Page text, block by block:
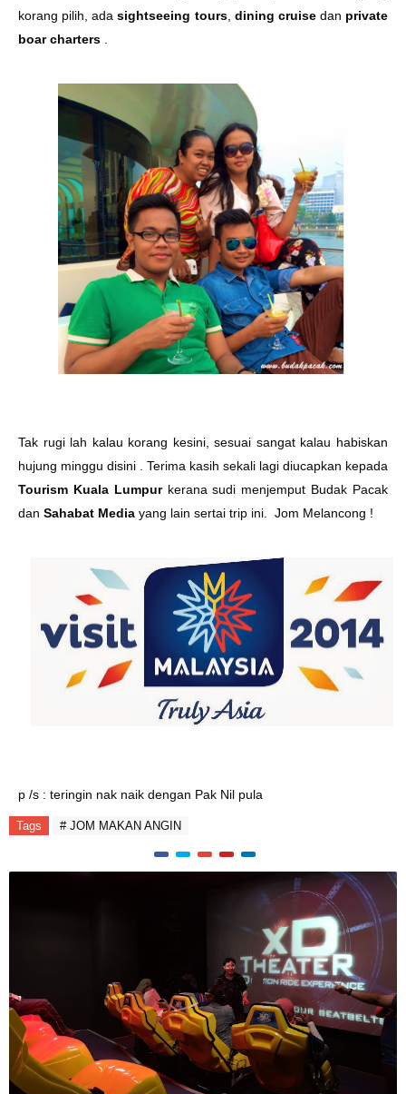
korang pilih, adasightseeing tours, dining cruisedan private
boar charters
Tak rugi lah kalau korang kesini, sesuai sangat kalau habiskan
hujung minggu disini . Terima kasih sekali lagi diucapkan kepada
Tourism Kuala Lumpur kerana sudi menjemput Budak Pacak
dan Sahabat Media yang lain sertai trip ini. Jom Melancong !
p /s : teringin nak naik dengan Pak Nil pula
Tags # JOM MAKAN ANGIN